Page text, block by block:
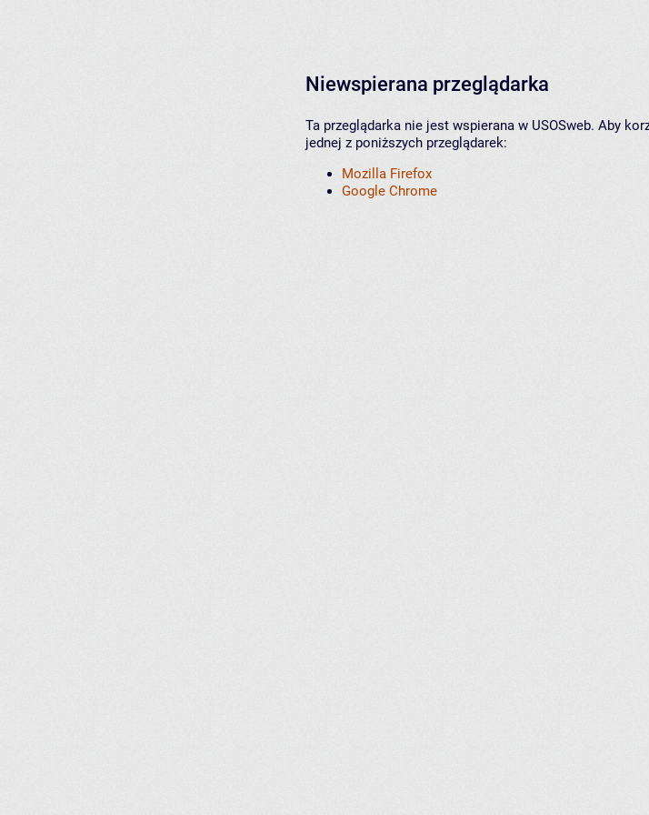
Niewspierana przeglądarka
Ta przeglądarka nie jest wspierana w USOSweb. Aby
jednej z poniższych przeglądarek:
Mozilla Firefox
Google Chrome